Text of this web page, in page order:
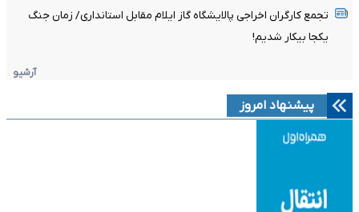
تجمع کارگران اخراجی پالایشگاه گاز ایلام مقابل استانداری/ زمان جنگ
یکجا بیکار شدیم!
آرشیو
پیشنهاد امروز